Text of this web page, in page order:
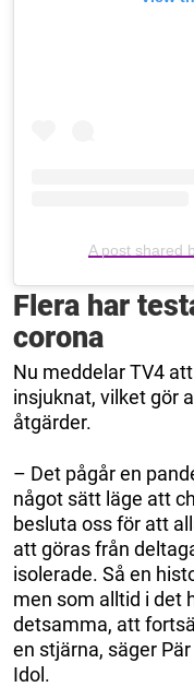
A post shared
Flera har
corona
Nu meddelar TV4
insjuknat, vilket gör
åtgärder.
– Det pågår en
något sätt läge att
besluta oss för att
att göras från
isolerade. Så en
men som alltid i det
detsamma, att
en stjärna, säger
Idol.